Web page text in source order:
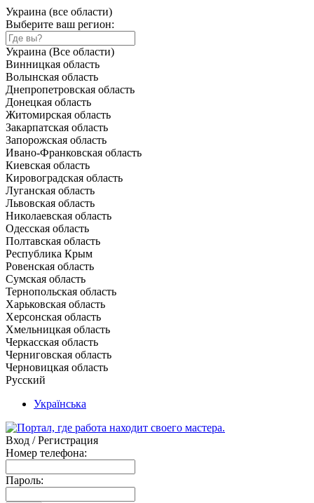
Украина (все области)
Выберите ваш регион:
Украина (Все области)
Винницкая область
Волынская область
Днепропетровская область
Донецкая область
Житомирская область
Закарпатская область
Запорожская область
Ивано-Франковская область
Киевская область
Кировоградская область
Луганская область
Львовская область
Николаевская область
Одесская область
Полтавская область
Республика Крым
Ровенская область
Сумская область
Тернопольская область
Харьковская область
Херсонская область
Хмельницкая область
Черкасская область
Черниговская область
Черновицкая область
Русский
Українська
Вход / Регистрация
Номер телефона:
Пароль: